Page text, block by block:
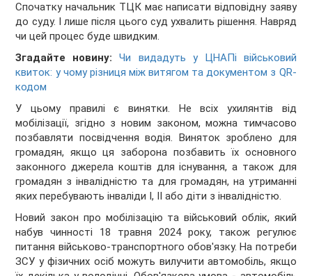
Спочатку начальник ТЦК має написати відповідну заяву
до суду. І лише після цього суд ухвалить рішення. Навряд
чи цей процес буде швидким.
Згадайте новину:Чи видадуть у ЦНАПі військовий
квиток: у чому різниця між витягом та документом з QR-
кодом
У цьому правилі є винятки. Не всіх ухилянтів від
мобілізації, згідно з новим законом, можна тимчасово
позбавляти посвідчення водія. Виняток зроблено для
громадян, якщо ця заборона позбавить їх основного
законного джерела коштів для існування, а також для
громадян з інвалідністю та для громадян, на утриманні
яких перебувають інваліди І, ІІ або діти з інвалідністю.
Новий закон про мобілізацію та військовий облік, який
набув чинності 18 травня 2024 року, також регулює
питання військово-транспортного обов'язку. На потреби
ЗСУ у фізичних осіб можуть вилучити автомобіль, якщо